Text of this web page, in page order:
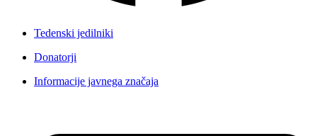
Tedenski jedilniki
Donatorji
Informacije javnega značaja